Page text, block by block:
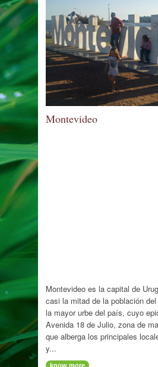
Montevideo
Montevideo es la capital de
casi la mitad de la población
la mayor urbe del país, cuyo
Avenida 18 de Julio, zona de
que alberga los principales
y...
know more